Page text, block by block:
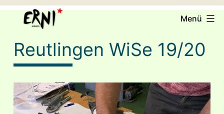
Zum
Inhalt
springen
ERNI
e.V.
Menü
Reutlingen WiSe 19/20